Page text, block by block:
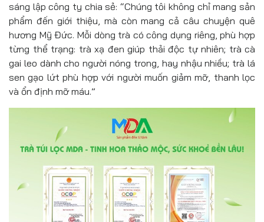
sáng lập công ty chia sẻ: “Chúng tôi không chỉ mang sản
phẩm đến giới thiệu, mà còn mang cả câu chuyện quê
hương Mỹ Đức. Mỗi dòng trà có công dụng riêng, phù hợp
từng thể trạng: trà xạ đen giúp thải độc tự nhiên; trà cà
gai leo dành cho người nóng trong, hay nhậu nhiều; trà lá
sen gạo lứt phù hợp với người muốn giảm mỡ, thanh lọc
và ổn định mỡ máu.”